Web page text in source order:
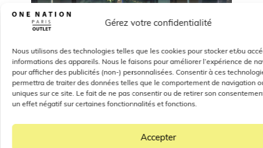
Gérez votre confidentialité
Nous utilisons des technologies telles que les cookies pour stocker et/ou
informations des appareils. Nous le faisons pour améliorer l’expérience de
pour afficher des publicités (non-) personnalisées. Consentir à ces
permettra de traiter des données telles que le comportement de navigation
uniques sur ce site. Le fait de ne pas consentir ou de retirer son
un effet négatif sur certaines fonctionnalités et fonctions.
Accepter